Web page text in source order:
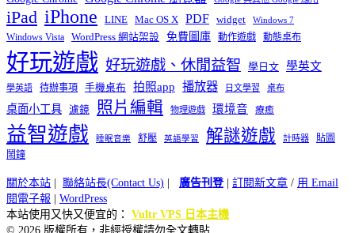
iPad iPhone LINE Mac OS X PDF widget Windows 7
Windows Vista WordPress 網站架設 免費圖庫 動作遊戲 動態桌布
好玩遊戲 好玩遊戲、休閒益智 學日文 學英文
學英語 待辦事項 手機桌布 拍照app 播放器 日文學習 桌布
桌面小工具 濾鏡 照片編輯 物理遊戲 環境音 療癒
益智遊戲 睡眠音樂 舒壓 英語學習 解謎遊戲 計時器
貼圖
鬧鐘
關於本站 | 聯絡站長(Contact Us) | 廣告刊登| 訂閱新文章 / 用 Email
閱電子報 | WordPress
本站使用又快又便宜的： Vultr VPS 日本主機
© 2026 版權所有，非經授權請勿全文轉貼